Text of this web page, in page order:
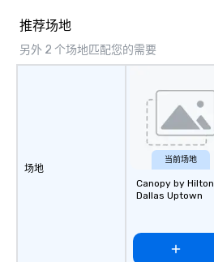
推荐场地
另外 2 个场地匹配您的需要
场地
当前场地
Canopy by Hilton
Dallas Uptown